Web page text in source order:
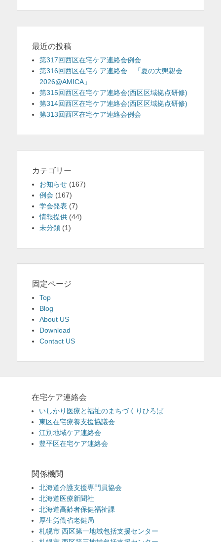
ン
最近の投稿
第317回西区在宅ケア連絡会例会
第316回西区在宅ケア連絡会 「夏の大懇親会
2026@AMICA」
第315回西区在宅ケア連絡会(西区区域拠点研修)
第314回西区在宅ケア連絡会(西区区域拠点研修)
第313回西区在宅ケア連絡会例会
カテゴリー
お知らせ (167)
例会 (167)
学会発表 (7)
情報提供 (44)
未分類 (1)
固定ページ
Top
Blog
About US
Download
Contact US
在宅ケア連絡会
いしかり医療と福祉のまちづくりひろば
東区在宅療養支援協議会
江別地域ケア連絡会
豊平区在宅ケア連絡会
関係機関
北海道介護支援専門員協会
北海道医療新聞社
北海道高齢者保健福祉課
厚生労働省老健局
札幌市 西区第一地域包括支援センター